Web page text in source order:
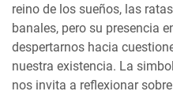
reino de los sueños, las
banales, pero su presencia
despertarnos hacia
nuestra existencia. La
nos invita a reflexionar